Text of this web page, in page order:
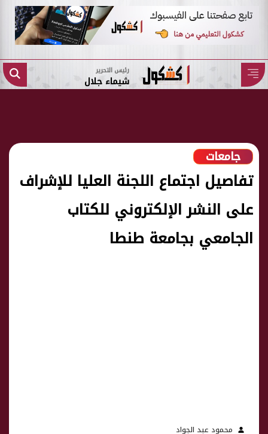
رئيس التحرير
شيماء جلال
جامعات
تفاصيل اجتماع اللجنة العليا للإشراف
على النشر الإلكتروني للكتاب
الجامعي بجامعة طنطا
محمود عبد الجواد